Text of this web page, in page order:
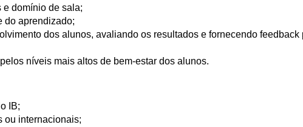
e domínio de sala;
do aprendizado;
dos alunos, avaliando os resultados e fornecendo feedback
níveis mais altos de bem-estar dos alunos.
IB;
ou internacionais;